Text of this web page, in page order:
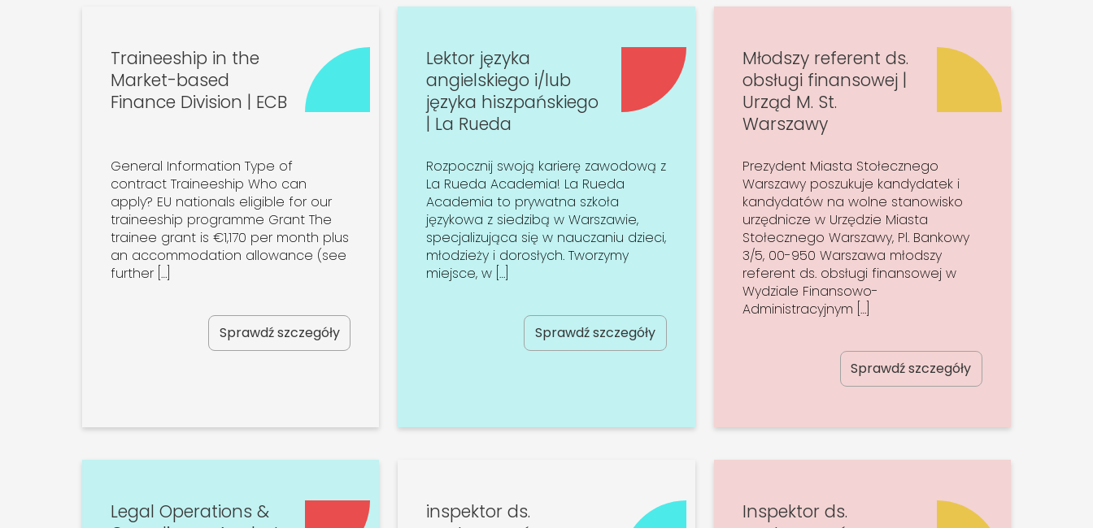
Traineeship in the
Market-based
Finance Division | ECB
General Information Type of
contract Traineeship Who can
apply? EU nationals eligible for our
traineeship programme Grant The
trainee grant is €1,170 per month plus
an accommodation allowance (see
further […]
Sprawdź szczegóły
Lektor języka
angielskiego i/lub
języka hiszpańskiego
| La Rueda
Rozpocznij swoją karierę zawodową z
La Rueda Academia! La Rueda
Academia to prywatna szkoła
językowa z siedzibą w Warszawie,
specjalizująca się w nauczaniu dzieci,
młodzieży i dorosłych. Tworzymy
miejsce, w […]
Sprawdź szczegóły
Młodszy referent ds.
obsługi finansowej |
Urząd M. St.
Warszawy
Prezydent Miasta Stołecznego
Warszawy poszukuje kandydatek i
kandydatów na wolne stanowisko
urzędnicze w Urzędzie Miasta
Stołecznego Warszawy, Pl. Bankowy
3/5, 00-950 Warszawa młodszy
referent ds. obsługi finansowej w
Wydziale Finansowo-
Administracyjnym […]
Sprawdź szczegóły
Legal Operations &
inspektor ds.
Inspektor ds.